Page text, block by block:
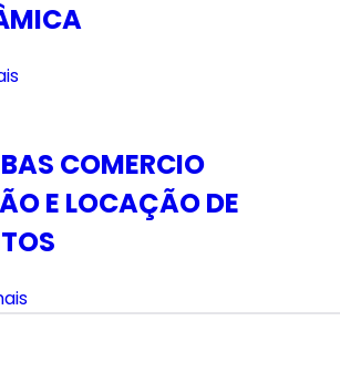
COMERCIO
E LOCAÇÃO DE